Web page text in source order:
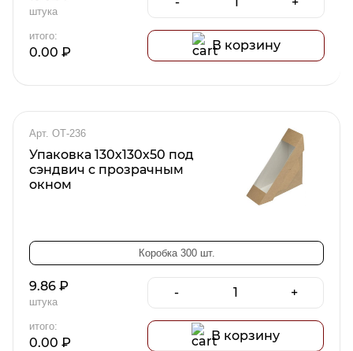
штука
итого:
0.00 ₽ В корзину
Арт. ОТ-236
Упаковка 130х130х50 под
сэндвич с прозрачным
окном
Коробка 300 шт.
9.86 ₽
штука
- +
итого:
0.00 ₽ В корзину